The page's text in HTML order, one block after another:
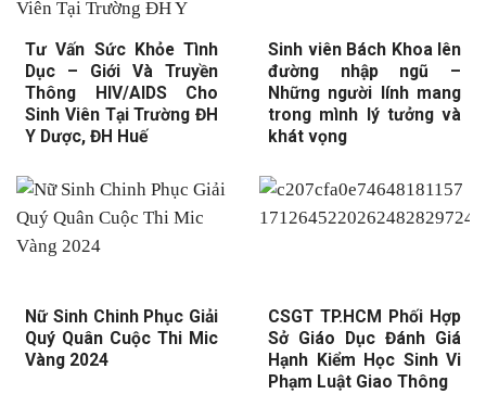
Tư Vấn Sức Khỏe Tình
Dục – Giới Và Truyền
Thông HIV/AIDS Cho
Sinh Viên Tại Trường ĐH
Y Dược, ĐH Huế
Sinh viên Bách Khoa lên
đường nhập ngũ –
Những người lính mang
trong mình lý tưởng và
khát vọng
Nữ Sinh Chinh Phục Giải
Quý Quân Cuộc Thi Mic
Vàng 2024
CSGT TP.HCM Phối Hợp
Sở Giáo Dục Đánh Giá
Hạnh Kiểm Học Sinh Vi
Phạm Luật Giao Thông